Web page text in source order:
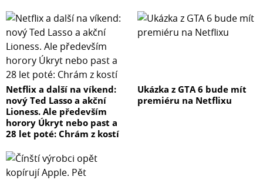
Netflix a další na víkend:
nový Ted Lasso a akční
Lioness. Ale především
horory Úkryt nebo past a
28 let poté: Chrám z kostí
Ukázka z GTA 6 bude mít
premiéru na Netflixu